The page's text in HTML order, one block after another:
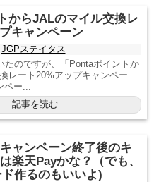
からJALのマイル交換レ
キャンペーン
JGPステイタス
たのですが、「Pontaポイントか
レート20%アップキャンペー
ー...
記事を読む
ャンペーン終了後のキ
楽天Payかな？（でも、
作るのもいいよ)